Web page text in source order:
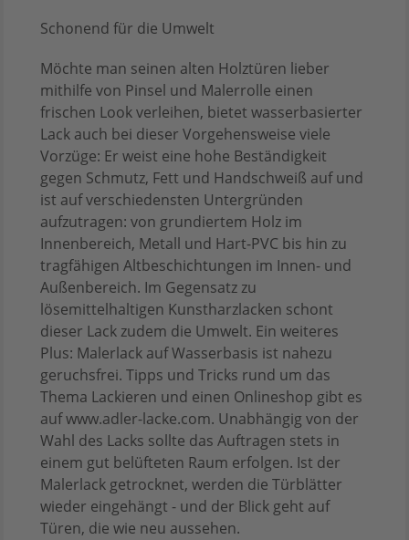
Schonend für die Umwelt
Möchte man seinen alten Holztüren lieber
mithilfe von Pinsel und Malerrolle einen
frischen Look verleihen, bietet wasserbasierter
Lack auch bei dieser Vorgehensweise viele
Vorzüge: Er weist eine hohe Beständigkeit
gegen Schmutz, Fett und Handschweiß auf und
ist auf verschiedensten Untergründen
aufzutragen: von grundiertem Holz im
Innenbereich, Metall und Hart-PVC bis hin zu
tragfähigen Altbeschichtungen im Innen- und
Außenbereich. Im Gegensatz zu
lösemittelhaltigen Kunstharzlacken schont
dieser Lack zudem die Umwelt. Ein weiteres
Plus: Malerlack auf Wasserbasis ist nahezu
geruchsfrei. Tipps und Tricks rund um das
Thema Lackieren und einen Onlineshop gibt es
auf www.adler-lacke.com. Unabhängig von der
Wahl des Lacks sollte das Auftragen stets in
einem gut belüfteten Raum erfolgen. Ist der
Malerlack getrocknet, werden die Türblätter
wieder eingehängt - und der Blick geht auf
Türen, die wie neu aussehen.